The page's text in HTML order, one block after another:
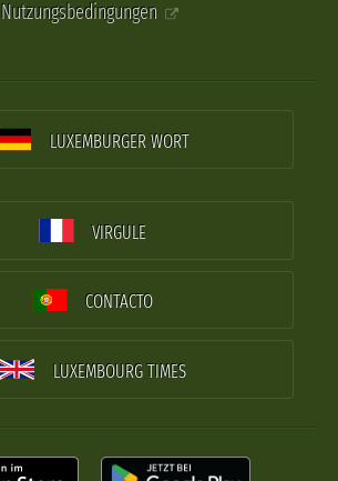
Nutzungsbedingungen
LUXEMBURGER WORT
VIRGULE
CONTACTO
LUXEMBOURG TIMES